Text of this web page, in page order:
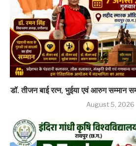
डॉ. तीजन बाई रत्न, भुईया एवं आरुग सम्मान
August 5, 2026